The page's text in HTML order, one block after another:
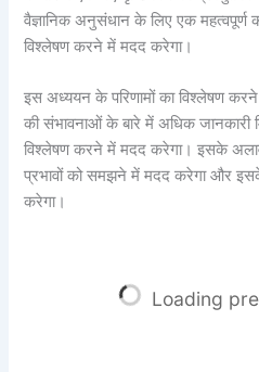
वैज्ञानिक अनुसंधान के लिए एक महत्वपूर्ण
विश्लेषण करने में मदद करेगा।
इस अध्ययन के परिणामों का विश्लेषण करने
की संभावनाओं के बारे में अधिक जानकारी
विश्लेषण करने में मदद करेगा। इसके
प्रभावों को समझने में मदद करेगा और
करेगा।
Loading